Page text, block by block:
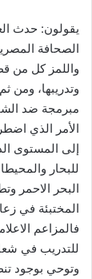
يقولون: حدث
الصحافة
واللمز كل من
وتدريبها، ومن
مبرمجة ضد
الأمر الذي
إلى المستوى
للبحار
البحر الاحمر
المختبئة في
فالمزاعم
للتدريب في
وتوحي بوجود